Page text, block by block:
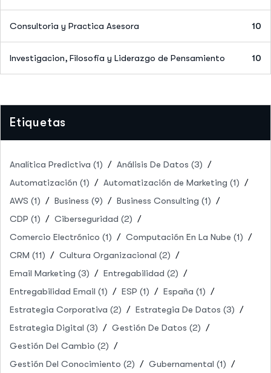
Consultoria y Practica Asesora 10
Investigacion, Filosofia y Liderazgo de Pensamiento 10
Etiquetas
Analítica Predictiva (1) Análisis De Datos (3)
Automatización (1) Automatización de Marketing (1)
AWS (1) Business (9) Business Consulting (1)
CDP (1) Ciberseguridad (2)
Comercio Electrónico (1) Computación En La Nube (1)
CRM (11) Cultura Organizacional (2)
Email Marketing (3) Entregabilidad (2)
Entregabilidad Email (1) ESP (1) España (1)
Estrategia Corporativa (2) Estrategia De Datos (3)
Estrategia Digital (3) Gestión De Datos (2)
Gestión Del Cambio (2)
Gestión Del Conocimiento (2) Gubernamental (1)